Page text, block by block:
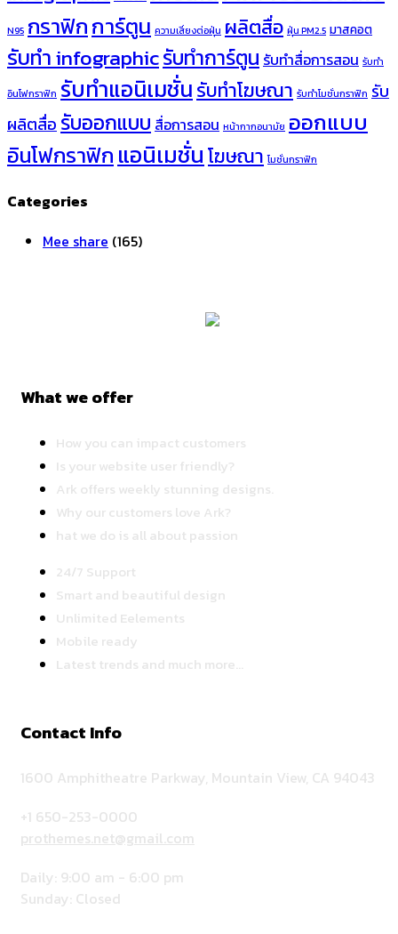
N95 กราฟิกการ์ตูน ความเสี่ยงต่อฝุ่น ผลิตสื่อ ฝุ่น PM2.5 มาสคอต
รับทำ infographicรับทำการ์ตูน รับทำสื่อการสอน รับทำ
อินโฟกราฟิก รับทำแอนิเมชั่นรับทำโฆษณา รับทำโมชั่นกราฟิก รับ
ผลิตสื่อ รับออกแบบ สื่อการสอน หน้ากากอนามัย ออกแบบ
อินโฟกราฟิก แอนิเมชั่นโฆษณา โมชั่นกราฟิก
Categories
Mee share (165)
What we offer
How you can impact customers
Is your website user friendly?
Ark offers weekly stunning designs.
Why our customers love Ark?
hat we do is all about passion
24/7 Support
Smart and beautiful design
Unlimited Eelements
Mobile ready
Latest trends and much more...
Contact Info
1600 Amphitheatre Parkway, Mountain View, CA 94043
+1 650-253-0000
prothemes.net@gmail.com
Daily: 9:00 am - 6:00 pm
Sunday: Closed